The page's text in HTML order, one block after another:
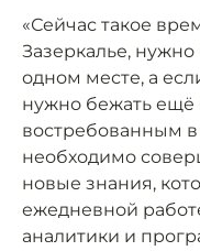
«Сейчас такое
Зазеркалье, нужно
одном месте, а
нужно бежать ещё
востребованным
необходимо
новые знания,
ежедневной
аналитики и